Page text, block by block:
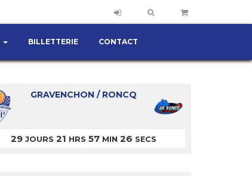
BILLETTERIE CONTACT
GRAVENCHON / RONCQ
29JOURS 21 HRS 57 MIN 25 SECS